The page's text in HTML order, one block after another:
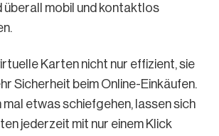
überall mobil und kontaktlos
Karten nicht nur effizient, sie
Sicherheit beim Online-Einkäufen.
etwas schiefgehen, lassen sich
jederzeit mit nur einem Klick